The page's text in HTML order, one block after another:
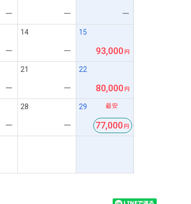
ー ー ー
ー
14
ー
15
93,000
ー
21
ー
22
80,000
ー
28
ー
29 最安
77,000